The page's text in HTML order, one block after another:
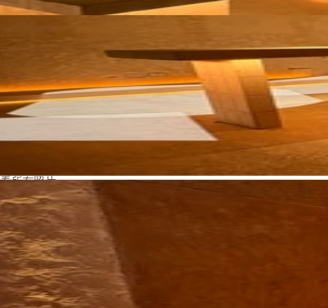
看所有照片